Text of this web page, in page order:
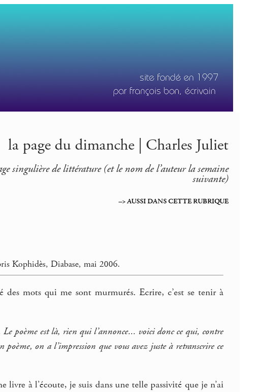
la page du dimanche | Charles Juliet
singulière de littérature (et le nom de l’auteur la semaine
suivante)
–> AUSSI DANS CETTE RUBRIQUE
Kophidès, Diabase, mai 2006.
des mots qui me sont murmurés. Ecrire, c’est se tenir à
poème est là, rien qui l’annonce... voici donc ce qui, contre
poème, on a l’impression que vous avez juste à retranscrire ce
à l’écoute, je suis dans une telle passivité que je n’ai